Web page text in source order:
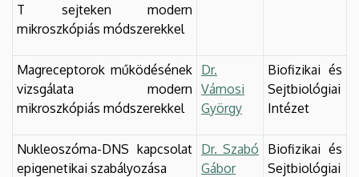
T sejteken modern
mikroszkópiás módszerekkel
Magreceptorok működésének
vizsgálata modern
mikroszkópiás módszerekkel
Dr.
Vámosi
György
Biofizikai és
Sejtbiológiai
Intézet
Nukleoszóma-DNS kapcsolat
epigenetikai szabályozása
Dr. Szabó
Gábor
Biofizikai és
Sejtbiológiai